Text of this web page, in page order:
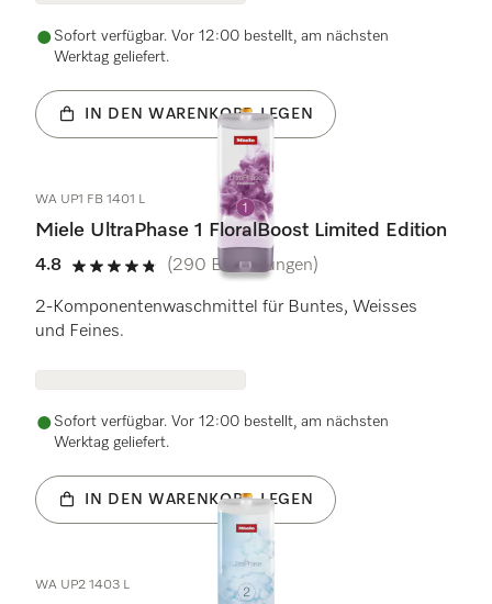
Sofort verfügbar. Vor 12:00 bestellt, am nächsten
Werktag geliefert.
IN DEN WARENKORB LEGEN
WA UP1 FB 1401 L
Miele UltraPhase 1 FloralBoost Limited Edition
4.8
4.8 von 5 Sternen
(290 Bewertungen)
2-Komponentenwaschmittel für Buntes, Weisses
und Feines.
Sofort verfügbar. Vor 12:00 bestellt, am nächsten
Werktag geliefert.
IN DEN WARENKORB LEGEN
WA UP2 1403 L